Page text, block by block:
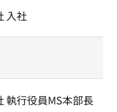
入社
執行役員MS本部長